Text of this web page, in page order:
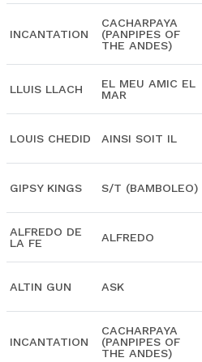
INCANTATION
CACHARPAYA
(PANPIPES OF
THE ANDES)
LLUIS LLACH
EL MEU AMIC EL
MAR
LOUIS CHEDID AINSI SOIT IL
GIPSY KINGS S/T (BAMBOLEO)
ALFREDO DE
LA FE
ALFREDO
ALTIN GUN ASK
INCANTATION
CACHARPAYA
(PANPIPES OF
THE ANDES)